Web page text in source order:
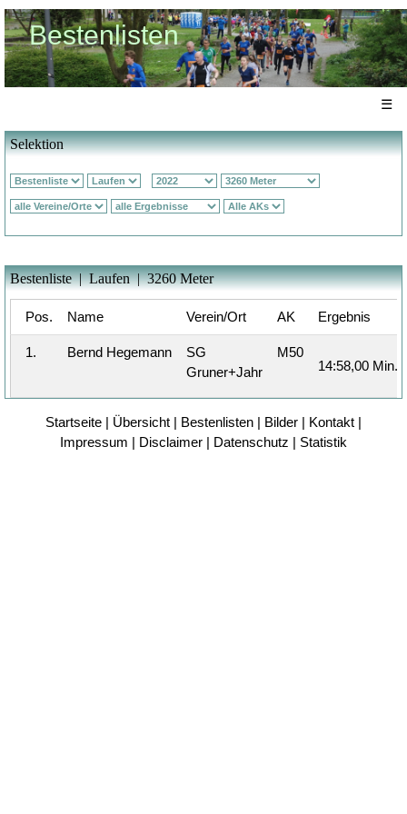
Bestenlisten
☰
Selektion
Bestenliste | Laufen | 3260 Meter
Pos. Name Verein/Ort AK Ergebnis
1. Bernd Hegemann
SG
Gruner+Jahr
M50
14:58,00 Min.
Startseite | Übersicht | Bestenlisten | Bilder | Kontakt |
Impressum | Disclaimer | Datenschutz | Statistik